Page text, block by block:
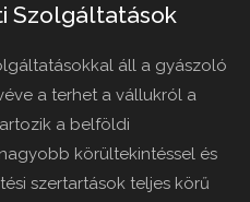
Szolgáltatások
áll a gyászoló
a terhet a vállukról a
a belföldi
körültekintéssel és
szertartások teljes körű